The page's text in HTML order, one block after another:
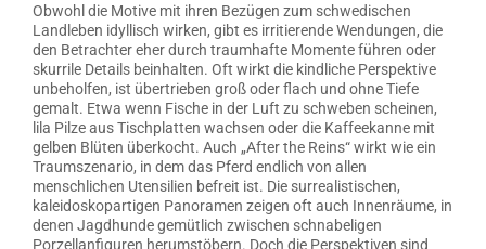
Obwohl die Motive mit ihren Bezügen zum schwedischen
Landleben idyllisch wirken, gibt es irritierende Wendungen, die
den Betrachter eher durch traumhafte Momente führen oder
skurrile Details beinhalten. Oft wirkt die kindliche Perspektive
unbeholfen, ist übertrieben groß oder flach und ohne Tiefe
gemalt. Etwa wenn Fische in der Luft zu schweben scheinen,
lila Pilze aus Tischplatten wachsen oder die Kaffeekanne mit
gelben Blüten überkocht. Auch „After the Reins“ wirkt wie ein
Traumszenario, in dem das Pferd endlich von allen
menschlichen Utensilien befreit ist. Die surrealistischen,
kaleidoskopartigen Panoramen zeigen oft auch Innenräume, in
denen Jagdhunde gemütlich zwischen schnabeligen
Porzellanfiguren herumstöbern. Doch die Perspektiven sind